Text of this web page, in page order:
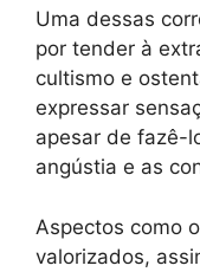
Uma dessas
por tender à
cultismo e
expressar
apesar de fazê-
angústia e as
Aspectos como
valorizados,